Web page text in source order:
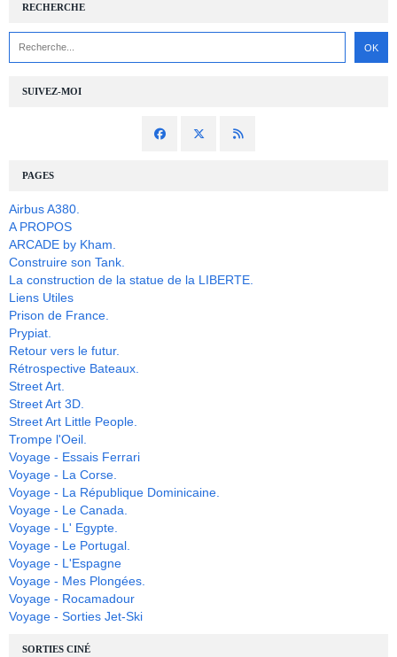
SUIVEZ-MOI
RECHERCHE
PAGES
Airbus A380.
A PROPOS
ARCADE by Kham.
Construire son Tank.
La construction de la statue de la LIBERTE.
Liens Utiles
Prison de France.
Prypiat.
Retour vers le futur.
Rétrospective Bateaux.
Street Art.
Street Art 3D.
Street Art Little People.
Trompe l'Oeil.
Voyage - Essais Ferrari
Voyage - La Corse.
Voyage - La République Dominicaine.
Voyage - Le Canada.
Voyage - L' Egypte.
Voyage - Le Portugal.
Voyage - L'Espagne
Voyage - Mes Plongées.
Voyage - Rocamadour
Voyage - Sorties Jet-Ski
SORTIES CINÉ